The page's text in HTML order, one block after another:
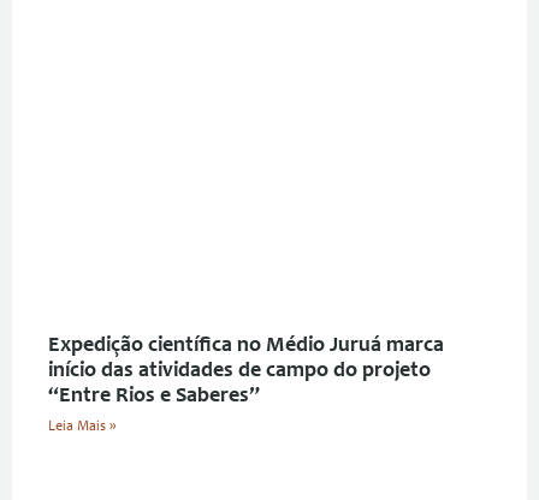
Expedição científica no Médio Juruá marca
início das atividades de campo do projeto
“Entre Rios e Saberes”
Leia Mais »